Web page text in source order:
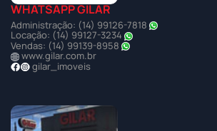
WHATSAPP GILAR
Administração: (14) 99126-7818
Locação: (14) 99127-3234
Vendas: (14) 99139-8958
www.gilar.com.br
gilar_imoveis